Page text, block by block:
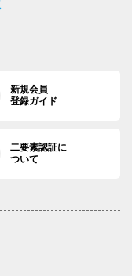
新規会員
登録ガイド
二要素認証に
ついて